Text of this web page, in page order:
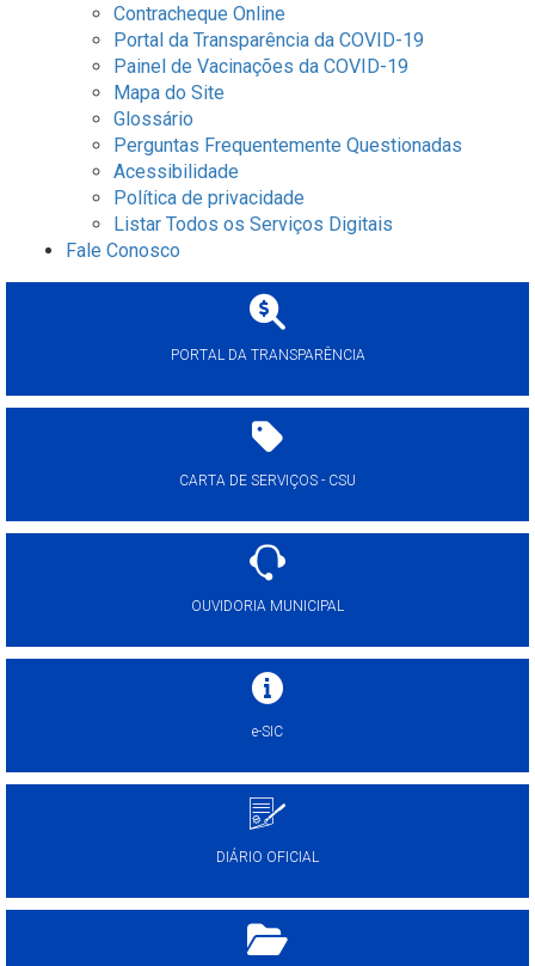
Contracheque Online
Portal da Transparência da COVID-19
Painel de Vacinações da COVID-19
Mapa do Site
Glossário
Perguntas Frequentemente Questionadas
Acessibilidade
Política de privacidade
Listar Todos os Serviços Digitais
Fale Conosco
PORTAL DA TRANSPARÊNCIA
CARTA DE SERVIÇOS - CSU
OUVIDORIA MUNICIPAL
e-SIC
DIÁRIO OFICIAL